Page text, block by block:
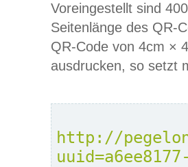
Voreingestellt sind
Seitenlänge des QR-
QR-Code von 4cm ×
ausdrucken, so setzt
http://